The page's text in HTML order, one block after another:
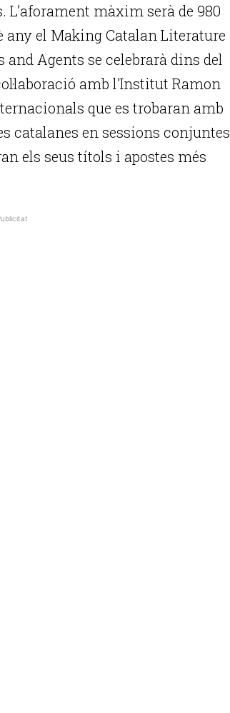
màxim serà de 980
any el Making Catalan Literature
Agents se celebrarà dins del
amb l’Institut Ramon
que es trobaran amb
catalanes en sessions conjuntes
els seus títols i apostes més